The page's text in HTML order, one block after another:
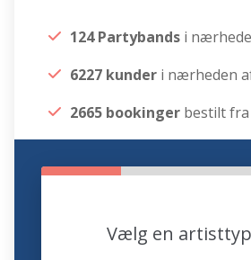
124 Partybands i
6227 kunder i nærheden
2665 bookinger bestilt
Vælg en